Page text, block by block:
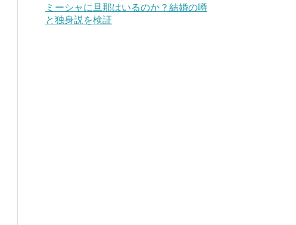
ミーシャに旦那はいるのか？結婚の噂
と独身説を検証